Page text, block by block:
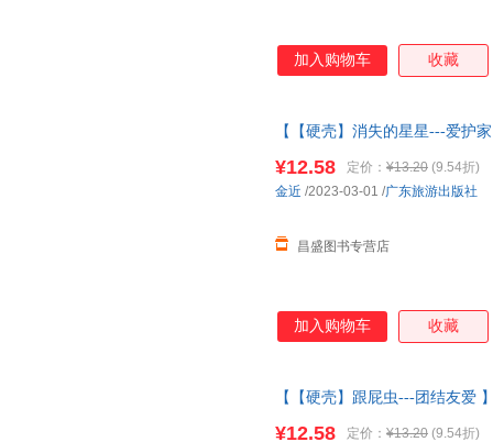
加入购物车 收藏
【【硬壳】消失的星星---爱护
¥12.58 定价： ¥13.20 (9.54折)
昌盛图书专营店
金近 /2023-03-01 /广东旅游出版社
加入购物车 收藏
【【硬壳】跟屁虫---团结友爱
¥12.58 定价： ¥13.20 (9.54折)